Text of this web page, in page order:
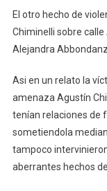
El otro hecho de
Chiminelli sobre
Alejandra
Asi en un relato la
amenaza Agustín
tenían relaciones de
sometiendola
tampoco
aberrantes hechos